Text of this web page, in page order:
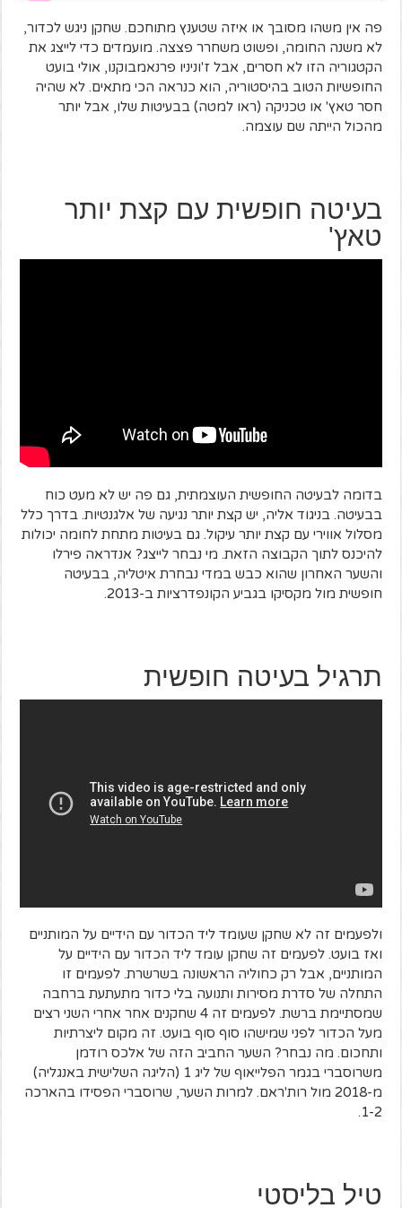
פה אין משהו מסובך או איזה שטענץ מתוחכם. שחקן ניגש לכדור,
לא משנה החומה, ופשוט משחרר פצצה. מועמדים כדי לייצג את
הקטגוריה הזו לא חסרים, אבל ז'וניניו פרנאמבוקנו, אולי בועט
החופשיות הטוב בהיסטוריה, הוא כנראה הכי מתאים. לא שהיה
חסר טאץ' או טכניקה (ראו למטה) בבעיטות שלו, אבל יותר
מהכול הייתה שם עוצמה.
בעיטה חופשית עם קצת יותר
טאץ'
בדומה לבעיטה החופשית העוצמתית, גם פה יש לא מעט כוח
בבעיטה. בניגוד אליה, יש קצת יותר נגיעה של אלגנטיות. בדרך כלל
מסלול אווירי עם קצת יותר עיקול. גם בעיטות מתחת לחומה יכולות
להיכנס לתוך הקבוצה הזאת. מי נבחר לייצג? אנדראה פירלו
והשער האחרון שהוא כבש במדי נבחרת איטליה, בבעיטה
חופשית מול מקסיקו בגביע הקונפדרציות ב-2013.
תרגיל בעיטה חופשית
ולפעמים זה לא שחקן שעומד ליד הכדור עם הידיים על המותניים
ואז בועט. לפעמים זה שחקן עומד ליד הכדור עם הידיים על
המותניים, אבל רק כחוליה הראשונה בשרשרת. לפעמים זו
התחלה של סדרת מסירות ותנועה בלי כדור מתעתעת ברחבה
שמסתיימת ברשת. לפעמים זה 4 שחקנים אחר אחרי השני רצים
מעל הכדור לפני שמישהו סוף סוף בועט. זה מקום ליצרתיות
ותחכום. מה נבחר? השער החביב הזה של אלכס רודמן
משרוסברי בגמר הפלייאוף של ליג 1 (הליגה השלישית באנגליה)
מ-2018 מול רות'ראם. למרות השער, שרוסברי הפסידו בהארכה
1-2.
טיל בליסטי